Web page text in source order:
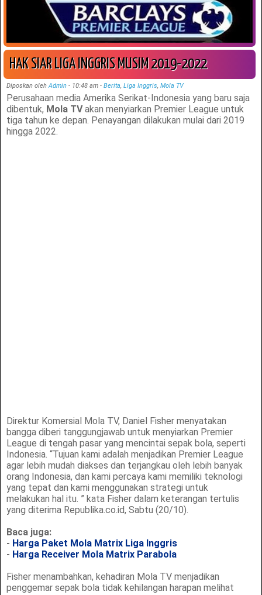
HAK SIAR LIGA INGGRIS MUSIM 2019-2022
Diposkan olehAdmin - 10:48 am- Berita,Liga Inggris,Mola TV
Perusahaan media Amerika Serikat-Indonesia yang baru saja
dibentuk, Mola TVakan menyiarkan Premier League untuk
tiga tahun ke depan. Penayangan dilakukan mulai dari 2019
hingga 2022.
Direktur Komersial Mola TV, Daniel Fisher menyatakan
bangga diberi tanggungjawab untuk menyiarkan Premier
League di tengah pasar yang mencintai sepak bola, seperti
Indonesia. “Tujuan kami adalah menjadikan Premier League
agar lebih mudah diakses dan terjangkau oleh lebih banyak
orang Indonesia, dan kami percaya kami memiliki teknologi
yang tepat dan kami menggunakan strategi untuk
melakukan hal itu. ” kata Fisher dalam keterangan tertulis
yang diterima Republika.co.id, Sabtu (20/10).
Baca juga:
- Harga Paket Mola Matrix Liga Inggris
- Harga Receiver Mola Matrix Parabola
Fisher menambahkan, kehadiran Mola TV menjadikan
penggemar sepak bola tidak kehilangan harapan melihat